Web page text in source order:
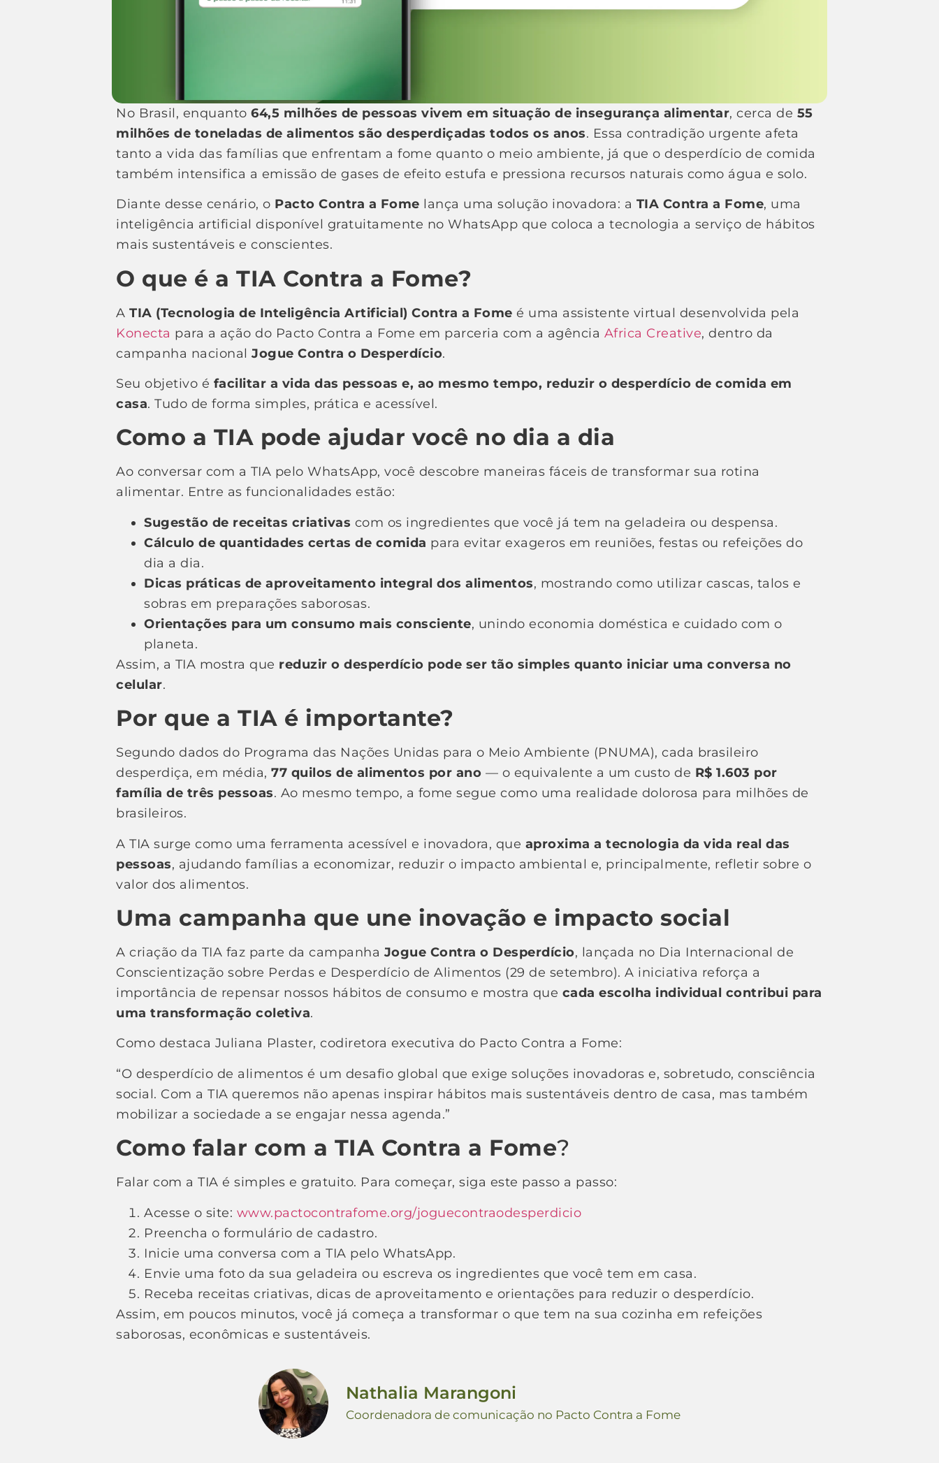
No Brasil, enquanto64,5 milhões de pessoas vivem em situação de insegurança alimentar, cerca de 55
milhões de toneladas de alimentos são desperdiçadas todos os anos. Essa contradição urgente afeta
tanto a vida das famílias que enfrentam a fome quanto o meio ambiente, já que o desperdício de comida
também intensifica a emissão de gases de efeito estufa e pressiona recursos naturais como água e solo.
Diante desse cenário, o Pacto Contra a Fome lança uma solução inovadora: a TIA Contra a Fome, uma
inteligência artificial disponível gratuitamente no WhatsApp que coloca a tecnologia a serviço de hábitos
mais sustentáveis e conscientes.
O que é a TIA Contra a Fome?
ATIA (Tecnologia de Inteligência Artificial) Contra a Fome é uma assistente virtual desenvolvida pela
Konecta para a ação do Pacto Contra a Fome em parceria com a agência Africa Creative, dentro da
campanha nacionalJogue Contra o Desperdício.
Seu objetivo é facilitar a vida das pessoas e, ao mesmo tempo, reduzir o desperdício de comida em
casa. Tudo de forma simples, prática e acessível.
Como a TIA pode ajudar você no dia a dia
Ao conversar com a TIA pelo WhatsApp, você descobre maneiras fáceis de transformar sua rotina
alimentar. Entre as funcionalidades estão:
Sugestão de receitas criativas com os ingredientes que você já tem na geladeira ou despensa.
Cálculo de quantidades certas de comida para evitar exageros em reuniões, festas ou refeições do
dia a dia.
Dicas práticas de aproveitamento integral dos alimentos, mostrando como utilizar cascas, talos e
sobras em preparações saborosas.
Orientações para um consumo mais consciente, unindo economia doméstica e cuidado com o
planeta.
Assim, a TIA mostra que reduzir o desperdício pode ser tão simples quanto iniciar uma conversa no
celular.
Por que a TIA é importante?
Segundo dados do Programa das Nações Unidas para o Meio Ambiente (PNUMA), cada brasileiro
desperdiça, em média,77 quilos de alimentos por ano — o equivalente a um custo de R$ 1.603 por
família de três pessoas. Ao mesmo tempo, a fome segue como uma realidade dolorosa para milhões de
brasileiros.
A TIA surge como uma ferramenta acessível e inovadora, que aproxima a tecnologia da vida real das
pessoas, ajudando famílias a economizar, reduzir o impacto ambiental e, principalmente, refletir sobre o
valor dos alimentos.
Uma campanha que une inovação e impacto social
A criação da TIA faz parte da campanha Jogue Contra o Desperdício, lançada no Dia Internacional de
Conscientização sobre Perdas e Desperdício de Alimentos (29 de setembro). A iniciativa reforça a
importância de repensar nossos hábitos de consumo e mostra que cada escolha individual contribui para
uma transformação coletiva.
Como destaca Juliana Plaster, codiretora executiva do Pacto Contra a Fome:
“O desperdício de alimentos é um desafio global que exige soluções inovadoras e, sobretudo, consciência
social. Com a TIA queremos não apenas inspirar hábitos mais sustentáveis dentro de casa, mas também
mobilizar a sociedade a se engajar nessa agenda.”
Como falar com a TIA Contra a Fome?
Falar com a TIA é simples e gratuito. Para começar, siga este passo a passo:
Acesse o site: www.pactocontrafome.org/joguecontraodesperdicio
Preencha o formulário de cadastro.
Inicie uma conversa com a TIA pelo WhatsApp.
Envie uma foto da sua geladeira ou escreva os ingredientes que você tem em casa.
Receba receitas criativas, dicas de aproveitamento e orientações para reduzir o desperdício.
Assim, em poucos minutos, você já começa a transformar o que tem na sua cozinha em refeições
saborosas, econômicas e sustentáveis.
Nathalia Marangoni
Coordenadora de comunicação no Pacto Contra a Fome